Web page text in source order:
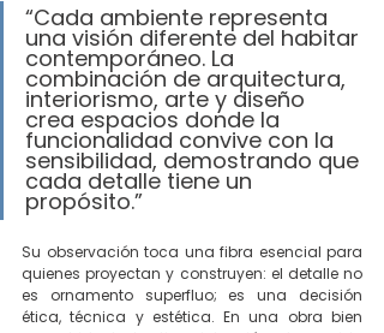
“Cada ambiente representa
una visión diferente del habitar
contemporáneo. La
combinación de arquitectura,
interiorismo, arte y diseño
crea espacios donde la
funcionalidad convive con la
sensibilidad, demostrando que
cada detalle tiene un
propósito.”
Su observación toca una fibra esencial para
quienes proyectan y construyen: el detalle no
es ornamento superfluo; es una decisión
ética, técnica y estética. En una obra bien